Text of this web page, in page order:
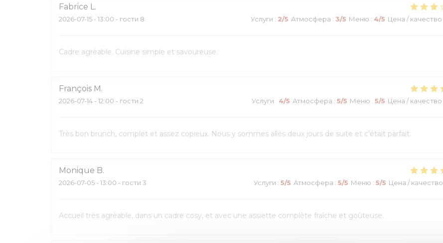
Fabrice L
2026-07-15 - 13:00 - гости 8 Услуги : 2/5 Атмосфера : 3/5 Меню : 4/5 Цена / качество
Cadre agréable. Cuisine simple et savoureuse.
François M
2026-07-14 - 12:00 - гости 2 Услуги : 4/5 Атмосфера : 5/5 Меню : 5/5 Цена / качество
Très bon brunch, complet et assez copieux. Nous y sommes allés deux jours de suite et c'était parfait.
Monique B
2026-07-05 - 13:00 - гости 3 Услуги : 5/5 Атмосфера : 5/5 Меню : 5/5 Цена / качество
Accueil très agréable, dans un cadre cosy, et avec une assiette complète fraîche et goûteuse.